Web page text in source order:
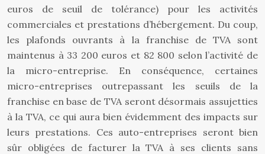
euros de seuil de tolérance) pour les activités
commerciales et prestations d’hébergement. Du coup,
les plafonds ouvrants à la franchise de TVA sont
maintenus à 33 200 euros et 82 800 selon l’activité de
la micro-entreprise. En conséquence, certaines
micro-entreprises outrepassant les seuils de la
franchise en base de TVA seront désormais assujetties
à la TVA, ce qui aura bien évidemment des impacts sur
leurs prestations. Ces auto-entreprises seront bien
sûr obligées de facturer la TVA à ses clients sans